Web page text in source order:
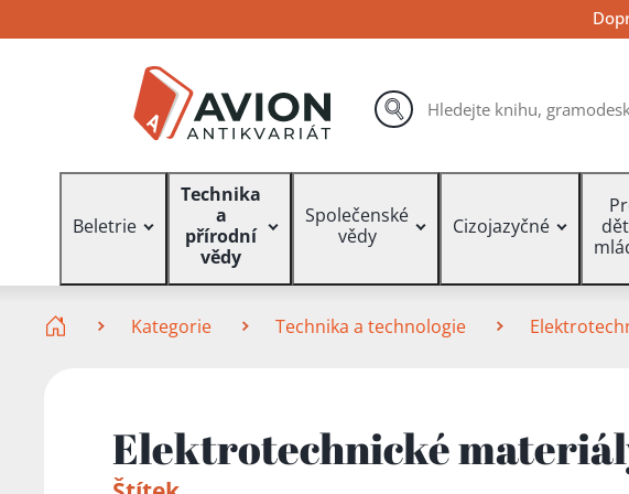
na
na
na
Vyhledávání hledat
Beletrie
Technika
a
přírodní
vědy
Společenské
vědy
Cizojazyčné
Kategorie Technika a technologie
Elektrotechnické